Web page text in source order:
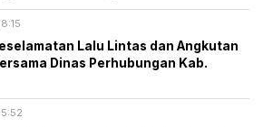
Lalu Lintas dan Angkutan
Dinas Perhubungan Kab.